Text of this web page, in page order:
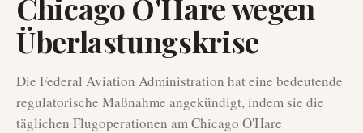
Chicago O'Hare wegen
Überlastungskrise
Die Federal Aviation Administration hat eine bedeutende
regulatorische Maßnahme angekündigt, indem sie die
täglichen Flugoperationen am Chicago O'Hare